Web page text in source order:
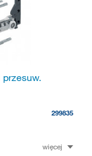
299835
więcej